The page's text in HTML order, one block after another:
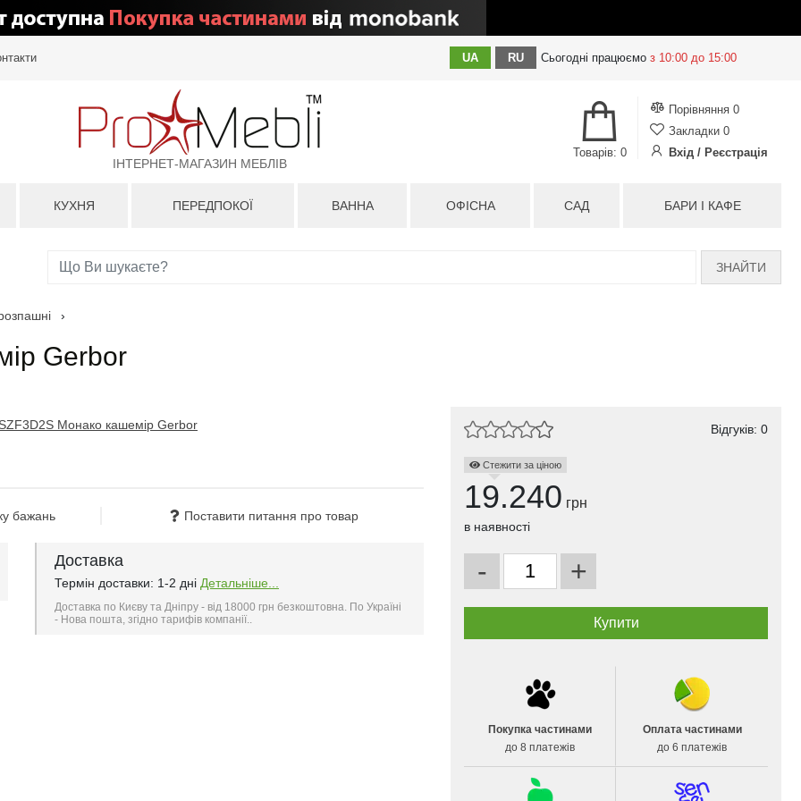
UA RU Сьогодні працюємо з 10:00 до 15:00
ІНТЕРНЕТ-МАГАЗИН МЕБЛІВ
Порівняння 0
Закладки 0
Вхід / Реєстрація
Товарів: 0
КУХНЯ ПЕРЕДПОКОЇ ВАННА ОФІСНА САД БАРИ І КАФЕ
ЗНАЙТИ
›
Gerbor
бажань Поставити питання про товар
Доставка
Термін доставки: 1-2 дні Детальніше...
Доставка по Києву та Дніпру - від 18000 грн безкоштовна. По Україні
- Нова пошта, згідно тарифів компанії..
Відгуків: 0
Стежити за ціною
19.240 грн
в наявності
- +
Покупка частинами
до 8 платежів
Оплата частинами
до 6 платежів